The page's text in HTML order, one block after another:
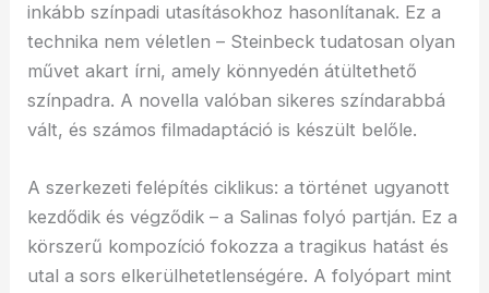
inkább színpadi utasításokhoz hasonlítanak. Ez a
technika nem véletlen – Steinbeck tudatosan olyan
művet akart írni, amely könnyedén átültethető
színpadra. A novella valóban sikeres színdarabbá
vált, és számos filmadaptáció is készült belőle.
A szerkezeti felépítés ciklikus: a történet ugyanott
kezdődik és végződik – a Salinas folyó partján. Ez a
körszerű kompozíció fokozza a tragikus hatást és
utal a sors elkerülhetetlenségére. A folyópart mint